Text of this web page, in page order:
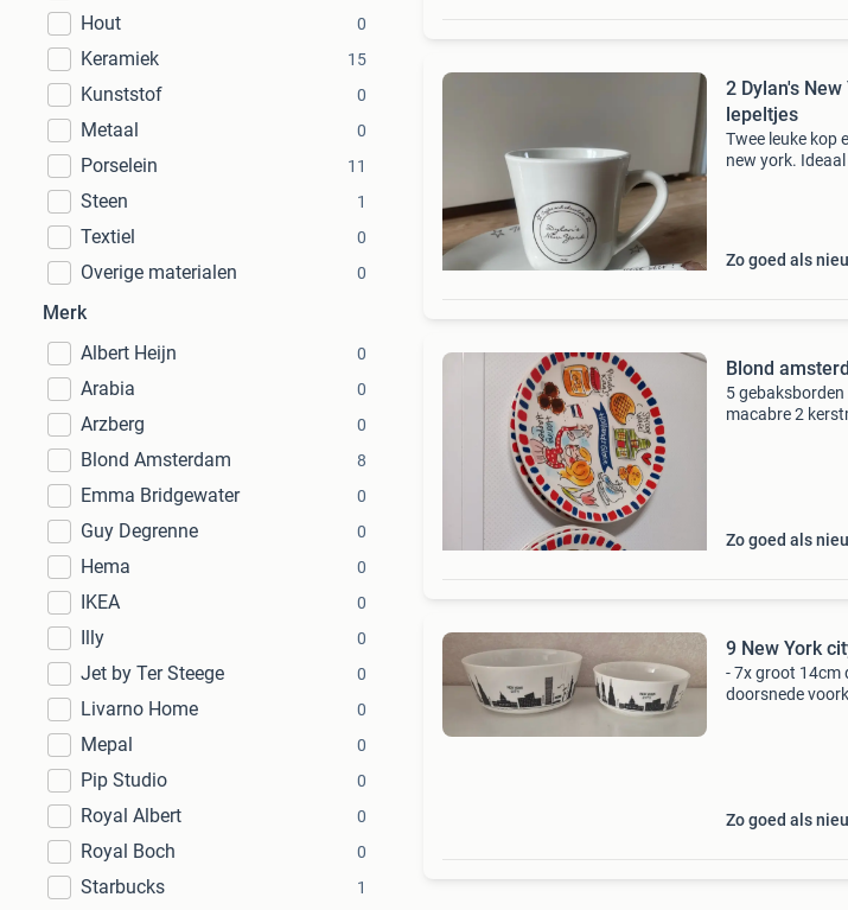
Hout 0
Keramiek 15
Kunststof 0
Metaal 0
Porselein 11
Steen 1
Textiel 0
Overige materialen 0
Merk
Albert Heijn
0
Arabia 0
Arzberg 0
Blond Amsterdam 8
Emma Bridgewater 0
Guy Degrenne 0
Hema 0
IKEA 0
Illy 0
Jet by Ter Steege 0
Livarno Home 0
Mepal 0
Pip Studio 0
Royal Albert 0
Royal Boch 0
Starbucks 1
2 Dylan's
lepeltjes
Twee leuke kop
new york.
Zo goed als
Blond
5
macabre 2
Zo goed als
9 New York
- 7x groot 14cm
doorsnede
Zo goed als